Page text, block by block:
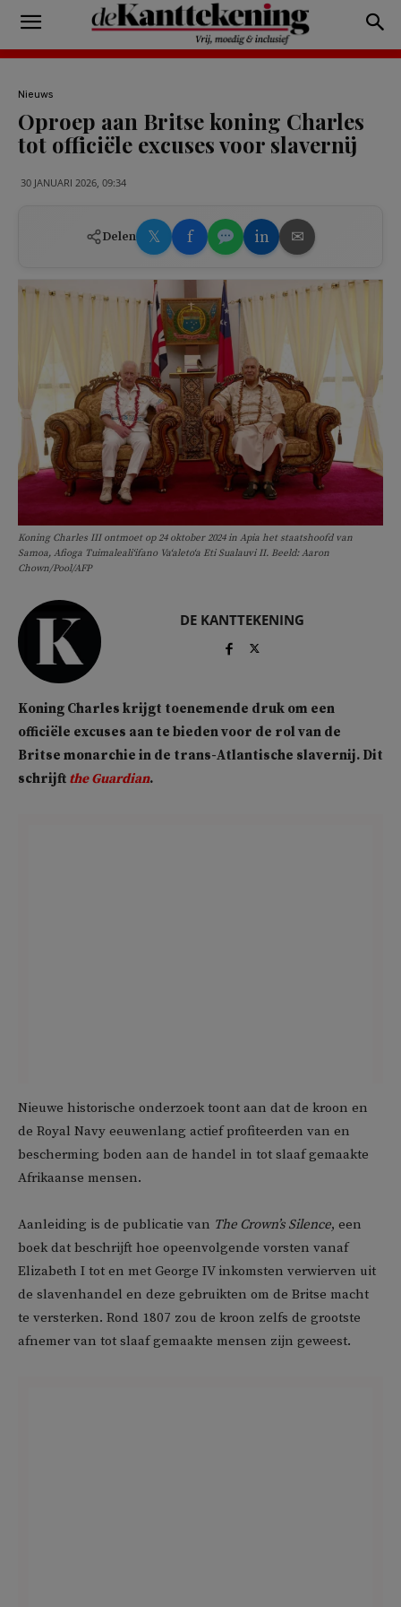
Nieuws
Oproep aan Britse koning Charles
tot officiële excuses voor slavernij
30 JANUARI 2026, 09:34
Delen 𝕏 f in ✉
Koning Charles III ontmoet op 24 oktober 2024 in Apia het staatshoofd van
Samoa, Afioga Tuimalealiʻifano Vaʻaletoʻa Eti Sualauvi II. Beeld: Aaron
Chown/Pool/AFP
DE KANTTEKENING
Koning Charles krijgt toenemende druk om een
officiële excuses aan te bieden voor de rol van de
Britse monarchie in de trans-Atlantische slavernij. Dit
schrijft the Guardian.
Nieuwe historische onderzoek toont aan dat de kroon en
de Royal Navy eeuwenlang actief profiteerden van en
bescherming boden aan de handel in tot slaaf gemaakte
Afrikaanse mensen.
Aanleiding is de publicatie van The Crown’s Silence, een
boek dat beschrijft hoe opeenvolgende vorsten vanaf
Elizabeth I tot en met George IV inkomsten verwierven uit
de slavenhandel en deze gebruikten om de Britse macht
te versterken. Rond 1807 zou de kroon zelfs de grootste
afnemer van tot slaaf gemaakte mensen zijn geweest.